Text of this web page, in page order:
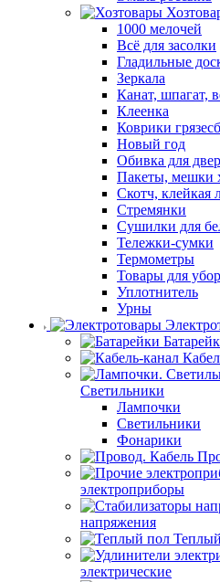
1000 мелочей
Всё для засолки
Гладильные
Зеркала
Канат, шпагат,
Клеенка
Коврики
Новый год
Обивка для
Пакеты, мешки
Скотч, клейкая
Стремянки
Сушилки для
Тележки-сумки
Термометры
Товары для
Уплотнитель
Урны
Светильники
Лампочки
Светильники
Фонарики
электроприборы
напряжения
электрические